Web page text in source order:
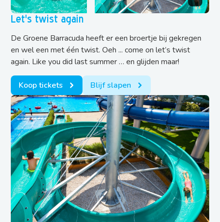
Let's twist again
De Groene Barracuda heeft er een broertje bij gekregen
en wel een met één twist. Oeh ... come on let’s twist
again. Like you did last summer … en glijden maar!
Koop tickets Blijf slapen